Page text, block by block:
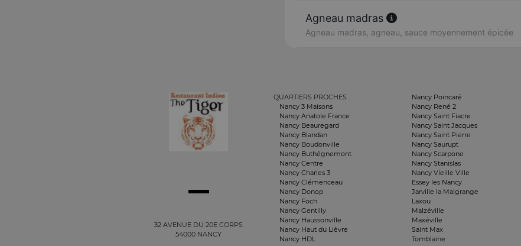
Agneau madras
Agneau madras, agneau, sauce moyennement épicée
32 AVENUE DU 20E CORPS
54000 NANCY
QUARTIERS PROCHES
Nancy 3 Maisons
Nancy Anatole France
Nancy Beauregard
Nancy Blandan
Nancy Boudonville
Nancy Buthégnemont
Nancy Centre
Nancy Charles 3
Nancy Clémenceau
Nancy Donop
Nancy Foch
Nancy Gentilly
Nancy Haussonville
Nancy Haut du Lièvre
Nancy HDL
Nancy Poincaré
Nancy René 2
Nancy Saint Fiacre
Nancy Saint Jacques
Nancy Saint Pierre
Nancy Saurupt
Nancy Scarpone
Nancy Stanislas
Nancy Vieille Ville
Essey les Nancy
Jarville la Malgrange
Laxou
Malzéville
Maxéville
Saint Max
Tomblaine